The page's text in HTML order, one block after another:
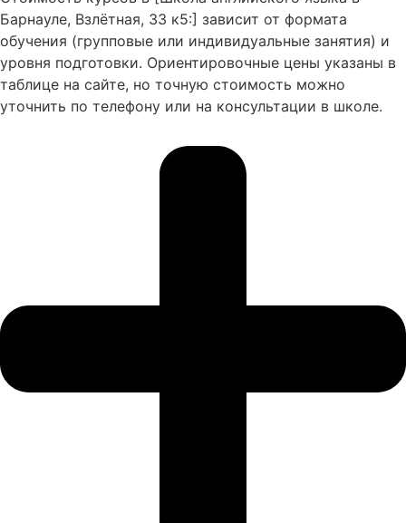
Барнауле, Взлётная, 33 к5:] зависит от формата
обучения (групповые или индивидуальные занятия) и
уровня подготовки. Ориентировочные цены указаны в
таблице на сайте, но точную стоимость можно
уточнить по телефону или на консультации в школе.